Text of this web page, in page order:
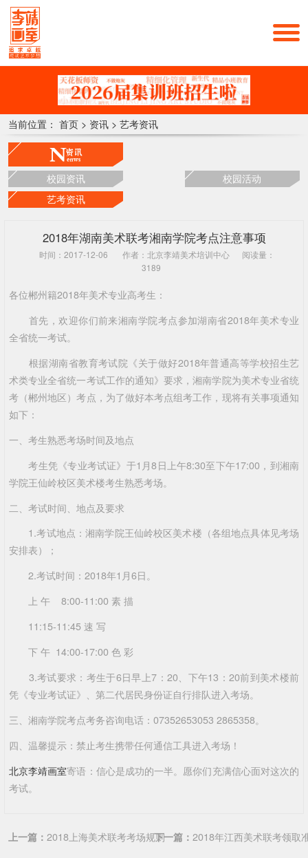
当前位置： 首页 > 资讯 > 艺考资讯
校园资讯
校园活动
艺考资讯
2018年湖南美术联考湘南学院考点注意事项
时间：2017-12-06 作者：北京李靖美术培训中心
阅读量：
3189
各位郴州籍2018年美术专业高考生：
首先，欢迎你们前来湘南学院考点参加湖南省2018年美术专业
全省统一考试。
根据湖南省教育考试院《关于做好2018年普通高等学校招生艺
术类专业全省统一考试工作的通知》要求，湘南学院为美术专业省统
考（郴州地区）考点，为了做好本考点组考工作，现将有关事项通知
如下：
一、考生熟悉考场时间及地点
考生凭《专业考试证》于1月8日上午8:30至下午17:00，到湘南
学院王仙岭校区美术楼考生熟悉考场。
二、考试时间、地点及要求
1.考试地点：湘南学院王仙岭校区美术楼（各组地点具体见考场
安排表）；
2.考试时间：2018年1月6日。
上 午 8:00-11:00 素 描
11:15-11:45 速 写
下 午 14:00-17:00 色 彩
3.考试要求：考生于6日早上7：20、下午13：20前到美术楼前
凭《专业考试证》、第二代居民身份证自行排队进入考场。
三、湘南学院考点考务咨询电话：07352653053 2865358。
四、温馨提示：禁止考生携带任何通信工具进入考场！
北京李靖画室寄语： 信心是成功的一半。愿你们充满信心面对这次的
考试。
上一篇： 2018上海美术联考考场规则下一篇： 2018年江西美术联考领取